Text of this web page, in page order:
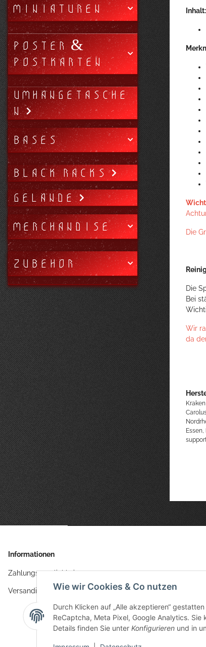
Inhalt:
Die
Die
Bei
Wir
da
MINIATUREN
POSTER &
POSTKARTEN
UMHÄNGETASCHE
N
BASES
BLACK RACKS
GELÄNDE
MERCHANDISE
ZUBEHÖR
Informationen
Zahlungsmöglichkeiten
VersandinformationenWie wir Cookies & Co nutzen
Durch Klicken auf „Alle akzeptieren“
ReCaptcha, Meta Pixel, Google Analytics.
Details finden Sie unter Konfigurieren und in